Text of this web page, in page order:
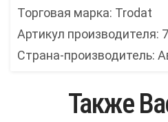
Торговая марка: Trodat
Артикул производителя:
Страна-производитель:
Также